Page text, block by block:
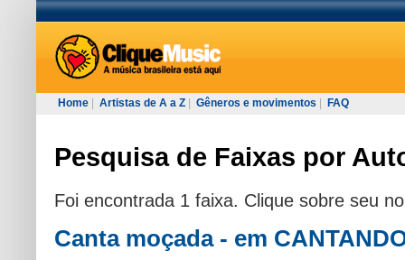
Home Artistas de A a Z Gêneros e movimentos FAQ
Pesquisa de Faixas por
Foi encontrada 1 faixa. Clique sobre seu
Canta moçada - em